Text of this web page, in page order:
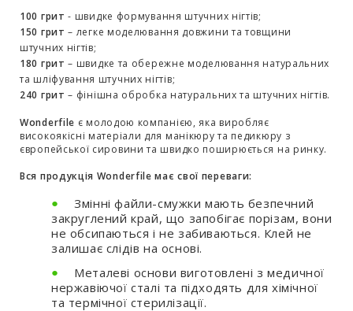
100 грит - швидке формування штучних нігтів;
150 грит – легке моделювання довжини та товщини
штучних нігтів;
180 грит – швидке та обережне моделювання натуральних
та шліфування штучних нігтів;
240 грит – фінішна обробка натуральних та штучних нігтів.
Wonderfile є молодою компанією, яка виробляє
високоякісні матеріали для манікюру та педикюру з
європейської сировини та швидко поширюється на ринку.
Вся продукція Wonderfile має свої переваги:
Змінні файли-смужки мають безпечний
закруглений край, що запобігає порізам, вони
не обсипаються і не забиваються. Клей не
залишає слідів на основі.
Металеві основи виготовлені з медичної
нержавіючої сталі та підходять для хімічної
та термічної стерилізації.